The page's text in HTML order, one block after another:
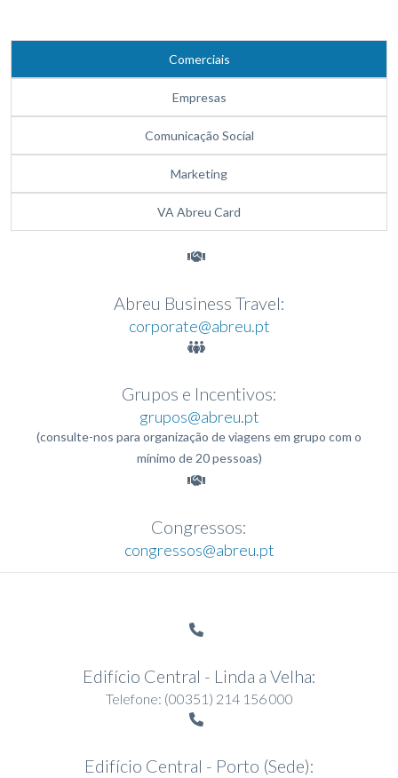
Comerciais
Empresas
Comunicação Social
Marketing
VA Abreu Card
Abreu Business Travel:
corporate@abreu.pt
Grupos e Incentivos:
grupos@abreu.pt
(consulte-nos para organização de viagens em grupo com o
mínimo de 20 pessoas)
Congressos:
congressos@abreu.pt
Edifício Central - Linda a Velha:
Telefone: (00351) 214 156 000
Edifício Central - Porto (Sede):